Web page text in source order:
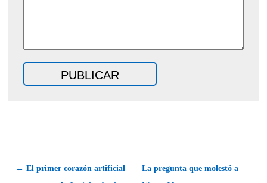
← El primer corazón artificial
La pregunta que molestó a